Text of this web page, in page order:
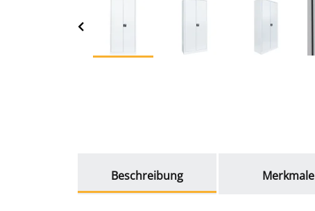
Beschreibung
Merkmale